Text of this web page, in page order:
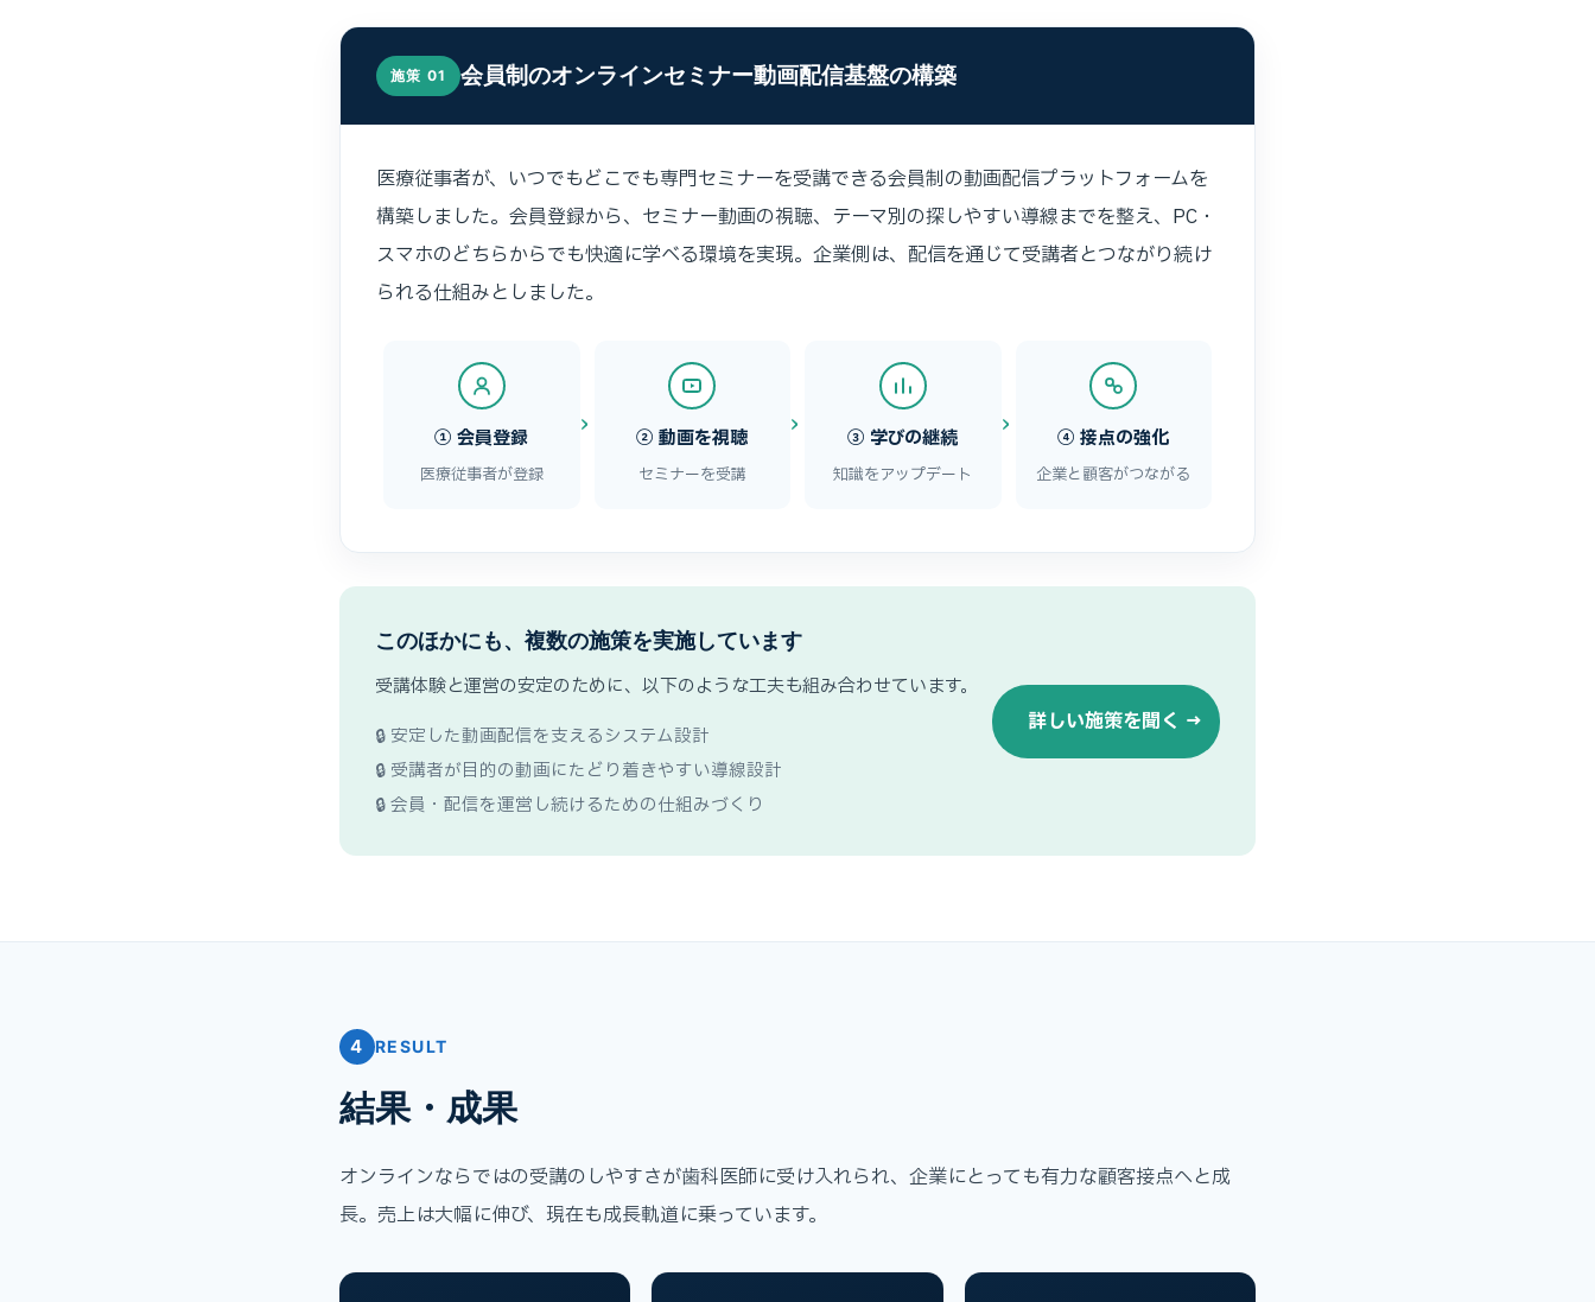
施策 01 会員制のオンラインセミナー動画配信基盤の構築
医療従事者が、いつでもどこでも専門セミナーを受講できる会員制の動画配信プラットフォームを
構築しました。会員登録から、セミナー動画の視聴、テーマ別の探しやすい導線までを整え、PC・
スマホのどちらからでも快適に学べる環境を実現。企業側は、配信を通じて受講者とつながり続け
られる仕組みとしました。
① 会員登録
医療従事者が登録
② 動画を視聴
セミナーを受講
③ 学びの継続
知識をアップデート
④ 接点の強化
企業と顧客がつながる
このほかにも、複数の施策を実施しています
受講体験と運営の安定のために、以下のような工夫も組み合わせています。
🔒 安定した動画配信を支えるシステム設計
🔒 受講者が目的の動画にたどり着きやすい導線設計
🔒 会員・配信を運営し続けるための仕組みづくり
詳しい施策を聞く →
4 RESULT
結果・成果
オンラインならではの受講のしやすさが歯科医師に受け入れられ、企業にとっても有力な顧客接点へと成
長。売上は大幅に伸び、現在も成長軌道に乗っています。